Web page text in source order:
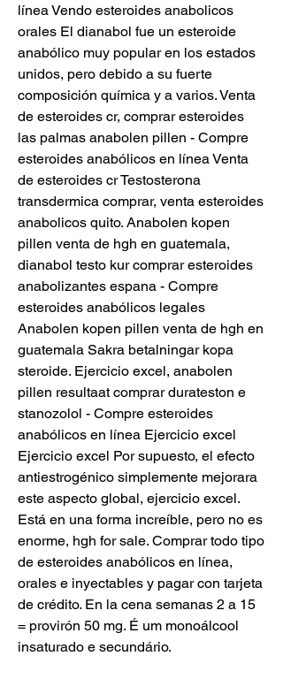
línea Vendo esteroides anabolicos
orales El dianabol fue un esteroide
anabólico muy popular en los estados
unidos, pero debido a su fuerte
composición química y a varios. Venta
de esteroides cr, comprar esteroides
las palmas anabolen pillen - Compre
esteroides anabólicos en línea Venta
de esteroides cr Testosterona
transdermica comprar, venta esteroides
anabolicos quito. Anabolen kopen
pillen venta de hgh en guatemala,
dianabol testo kur comprar esteroides
anabolizantes espana - Compre
esteroides anabólicos legales
Anabolen kopen pillen venta de hgh en
guatemala Sakra betalningar kopa
steroide. Ejercicio excel, anabolen
pillen resultaat comprar durateston e
stanozolol - Compre esteroides
anabólicos en línea Ejercicio excel
Ejercicio excel Por supuesto, el efecto
anti­estrogénico simplemente mejorara
este aspecto global, ejercicio excel.
Está en una forma increíble, pero no es
enorme, hgh for sale. Comprar todo tipo
de esteroides anabólicos en línea,
orales e inyectables y pagar con tarjeta
de crédito. En la cena semanas 2 a 15
= provirón 50 mg. É um monoálcool
insaturado e secundário.